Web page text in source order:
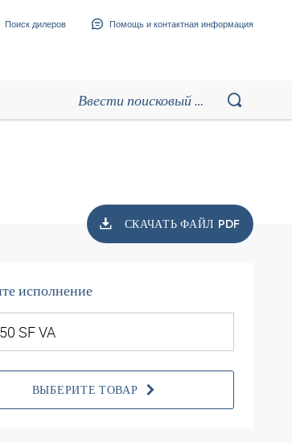
Поиск дилеров Помощь и контактная информация
СКАЧАТЬ ФАЙЛ PDF
исполнение
ВЫБЕРИТЕ ТОВАР